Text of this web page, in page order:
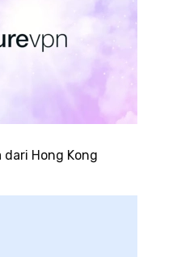
dari Hong Kong